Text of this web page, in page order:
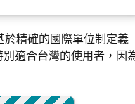
於精確的國際單位制定義
適合台灣的使用者，因